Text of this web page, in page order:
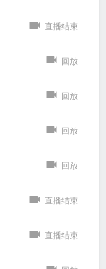
直播结束
回放
回放
回放
回放
直播结束
直播结束